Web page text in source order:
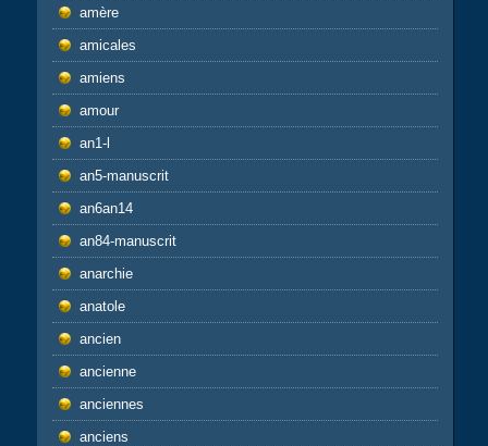
amère
amicales
amiens
amour
an1-l
an5-manuscrit
an6an14
an84-manuscrit
anarchie
anatole
ancien
ancienne
anciennes
anciens